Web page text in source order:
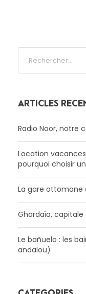
ARTICLES
Radio Noor, notre
Location
pourquoi choisir
La gare ottomane
Ghardaïa, capitale
Le bañuelo : les
andalou)